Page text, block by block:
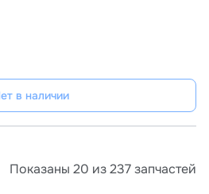
в наличии
Показаны 20 из 237 запчастей